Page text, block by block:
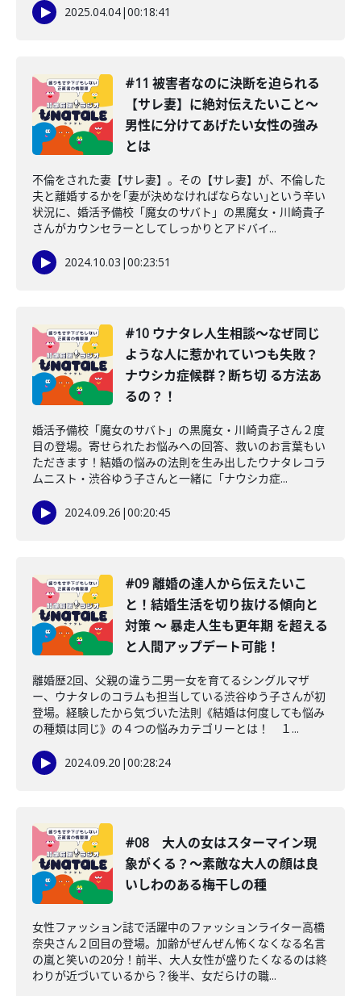
2025.04.04|00:18:41
#11 被害者なのに決断を迫られる
【サレ妻】に絶対伝えたいこと〜
男性に分けてあげたい女性の強み
とは
不倫をされた妻【サレ妻】。その【サレ妻】が、不倫した
夫と離婚するかを｢妻が決めなければならない｣という辛い
状況に、婚活予備校「魔女のサバト」の黒魔女・川崎貴子
さんがカウンセラーとしてしっかりとアドバイ...
2024.10.03 |00:23:51
#10 ウナタレ人生相談〜なぜ同じ
ような人に惹かれていつも失敗？
ナウシカ症候群？断ち切 る方法あ
るの？！
婚活予備校「魔女のサバト」の黒魔女・川崎貴子さん２度
目の登場。寄せられたお悩みへの回答、救いのお言葉もい
ただきます！結婚の悩みの法則を生み出したウナタレコラ
ムニスト・渋谷ゆう子さんと一緒に「ナウシカ症...
2024.09.26 |00:20:45
#09 離婚の達人から伝えたいこ
と！結婚生活を切り抜ける傾向と
対策 〜 暴走人生も更年期 を超える
と人間アップデート可能！
離婚歴2回、父親の違う二男一女を育てるシングルマザ
ー、ウナタレのコラムも担当している渋谷ゆう子さんが初
登場。経験したから気づいた法則《結婚は何度しても悩み
の種類は同じ》の４つの悩みカテゴリーとは！ １...
2024.09.20 |00:28:24
#08 大人の女はスターマイン現
象がくる？〜素敵な大人の顔は良
いしわのある梅干しの種
女性ファッション誌で活躍中のファッションライター高橋
奈央さん２回目の登場。加齢がぜんぜん怖くなくなる名言
の嵐と笑いの20分！前半、大人女性が盛りたくなるのは終
わりが近づいているから？後半、女だらけの職...